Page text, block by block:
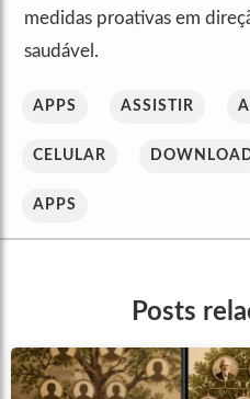
medidas proativas em
saudável.
APPS ASSISTIR
CELULAR
APPS
Posts